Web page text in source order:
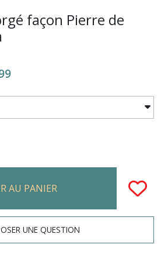
façon Pierre de
AU PANIER
UNE QUESTION